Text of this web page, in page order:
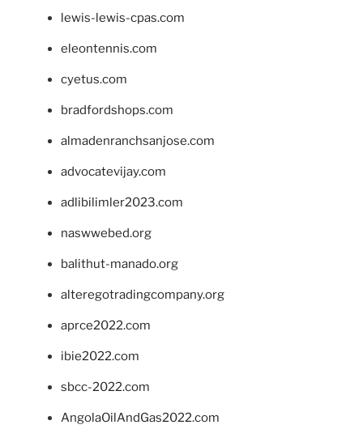
lewis-lewis-cpas.com
eleontennis.com
cyetus.com
bradfordshops.com
almadenranchsanjose.com
advocatevijay.com
adlibilimler2023.com
naswwebed.org
balithut-manado.org
alteregotradingcompany.org
aprce2022.com
ibie2022.com
sbcc-2022.com
AngolaOilAndGas2022.com